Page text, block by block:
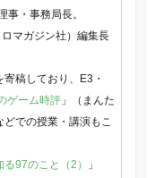
事・事務局長。
ロマガジン社）編集長
稿しており、E3・
ゲーム時評」（まんた
での授業・講演もこ
97のこと（2）
」